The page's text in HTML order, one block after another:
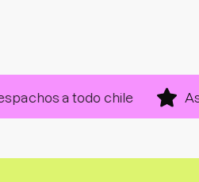
a todo chile